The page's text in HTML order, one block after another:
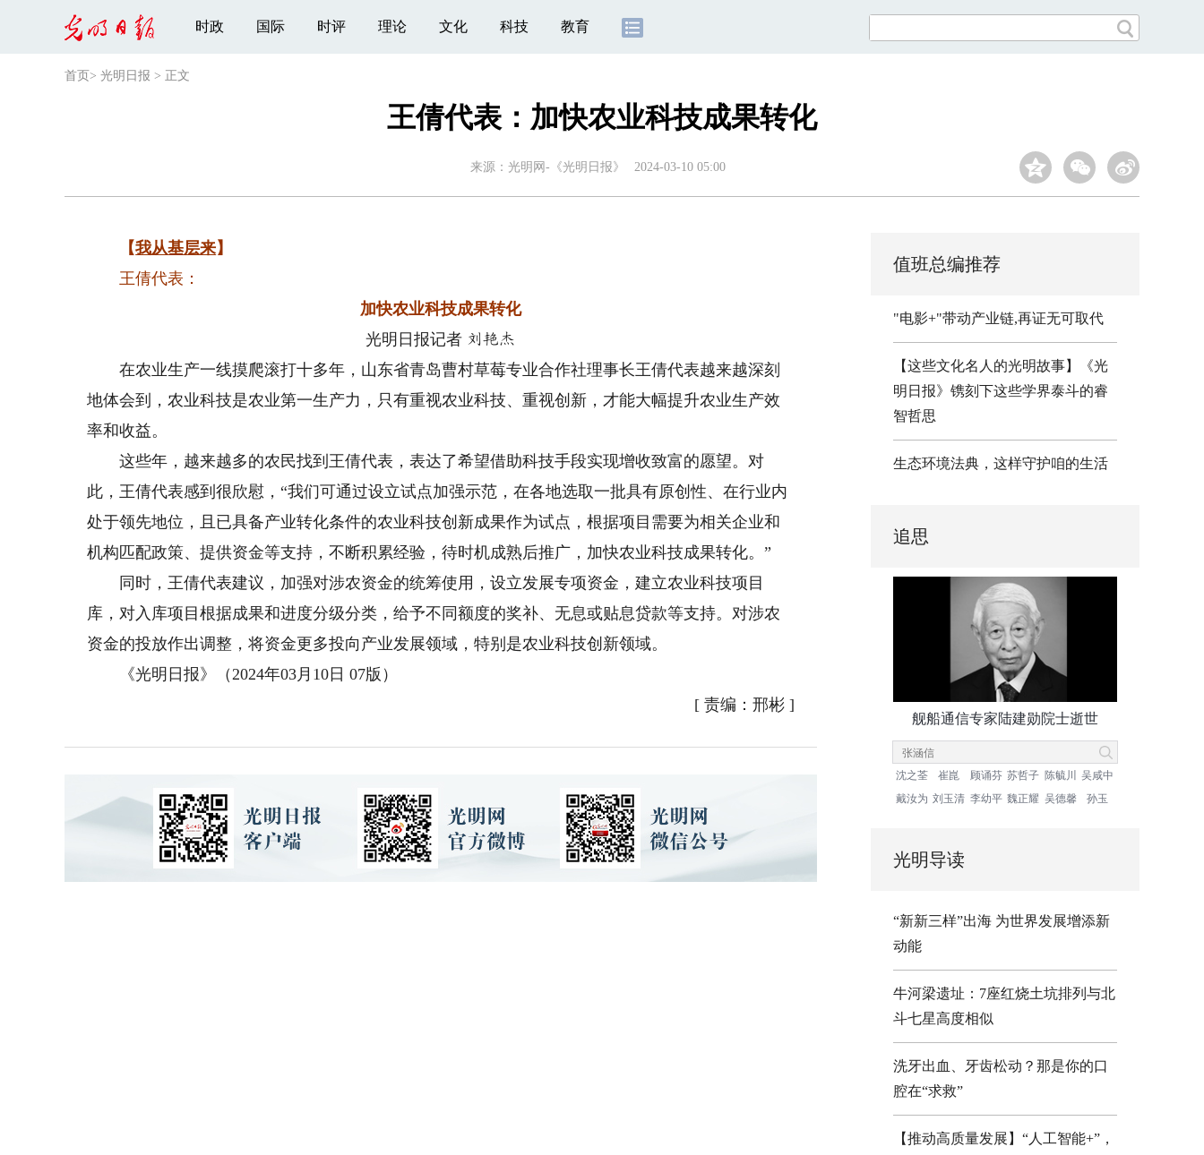
时政 国际 时评 理论 文化 科技 教育
首页 > 光明日报 > 正文
王倩代表：加快农业科技成果转化
来源： 光明网-《光明日报》 2024-03-10 05:00
【我从基层来】
王倩代表：
加快农业科技成果转化
光明日报记者 刘艳杰
在农业生产一线摸爬滚打十多年，山东省青岛曹村草莓专业合作社理事长王倩代表越来越深刻
地体会到，农业科技是农业第一生产力，只有重视农业科技、重视创新，才能大幅提升农业生产效
率和收益。
这些年，越来越多的农民找到王倩代表，表达了希望借助科技手段实现增收致富的愿望。对
此，王倩代表感到很欣慰，“我们可通过设立试点加强示范，在各地选取一批具有原创性、在行业内
处于领先地位，且已具备产业转化条件的农业科技创新成果作为试点，根据项目需要为相关企业和
机构匹配政策、提供资金等支持，不断积累经验，待时机成熟后推广，加快农业科技成果转化。”
同时，王倩代表建议，加强对涉农资金的统筹使用，设立发展专项资金，建立农业科技项目
库，对入库项目根据成果和进度分级分类，给予不同额度的奖补、无息或贴息贷款等支持。对涉农
资金的投放作出调整，将资金更多投向产业发展领域，特别是农业科技创新领域。
《光明日报》（2024年03月10日 07版）
[ 责编：邢彬]
值班总编推荐
"电影+"带动产业链,再证无可取代
【这些文化名人的光明故事】《光
明日报》镌刻下这些学界泰斗的睿
智哲思
生态环境法典，这样守护咱的生活
追思
舰船通信专家陆建勋院士逝世
沈之荃 崔崑 顾诵芬 苏哲子 陈毓川
吴咸中
戴汝为 刘玉清 李幼平 魏正耀 吴德馨 孙玉
光明导读
“新新三样”出海 为世界发展增添新
动能
牛河梁遗址：7座红烧土坑排列与北
斗七星高度相似
洗牙出血、牙齿松动？那是你的口
腔在“求救”
【推动高质量发展】“人工智能+”，